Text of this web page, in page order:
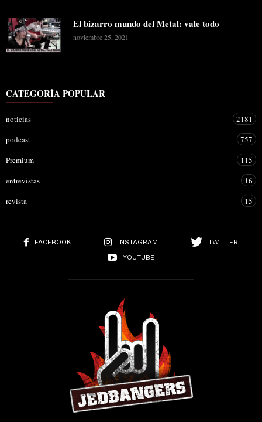
El bizarro mundo del Metal: vale todo
noviembre 25, 2021
CATEGORÍA POPULAR
noticias
2181
podcast
757
Premium
115
entrevistas
16
revista
15
FACEBOOK INSTAGRAM
TWITTER
YOUTUBE